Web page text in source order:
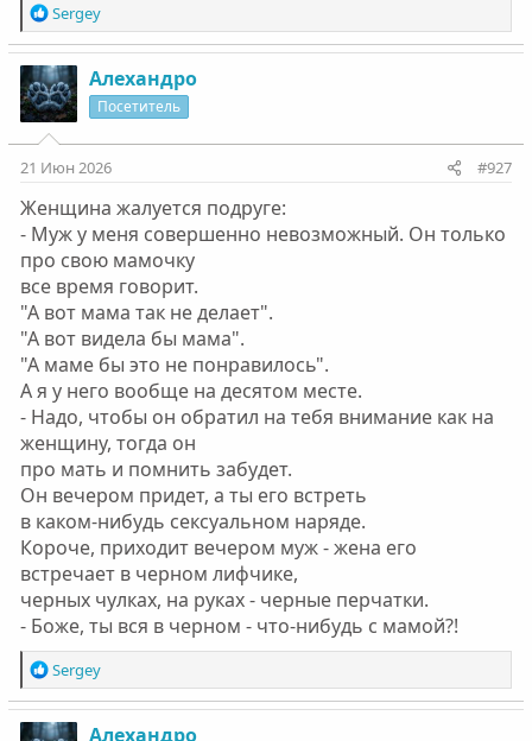
Р
е
а
к
ц
и
и
:
Sergey
Алехандро
Посетитель
21 Июн 2026 #927
Женщина жалуется подруге:
- Муж у меня совершенно невозможный. Он только
про свою мамочку
все время говорит.
"А вот мама так не делает".
"А вот видела бы мама".
"А маме бы это не понравилось".
А я у него вообще на десятом месте.
- Надо, чтобы он обратил на тебя внимание как на
женщину, тогда он
про мать и помнить забудет.
Он вечером придет, а ты его встреть
в каком-нибудь cекcуальном наряде.
Короче, приходит вечером муж - жена его
встречает в черном лифчике,
черных чулках, на руках - черные перчатки.
- Боже, ты вся в черном - что-нибудь с мамой?!
Р
е
а
к
Sergey
Алехандро